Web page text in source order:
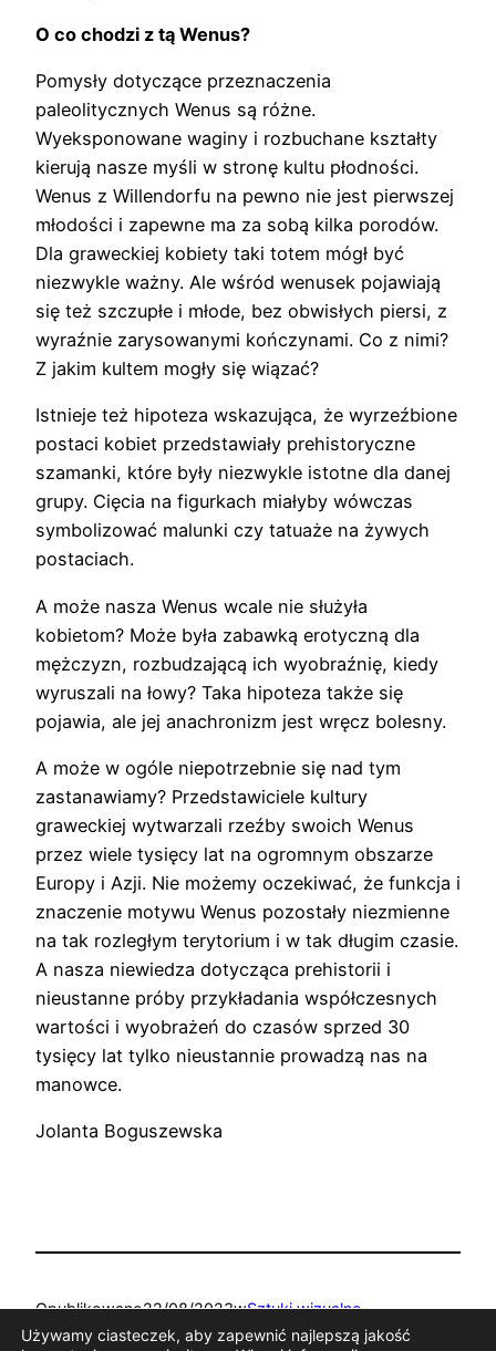
O co chodzi z tą Wenus?
Pomysły dotyczące przeznaczenia
paleolitycznych Wenus są różne.
Wyeksponowane waginy i rozbuchane kształty
kierują nasze myśli w stronę kultu płodności.
Wenus z Willendorfu na pewno nie jest pierwszej
młodości i zapewne ma za sobą kilka porodów.
Dla graweckiej kobiety taki totem mógł być
niezwykle ważny. Ale wśród wenusek pojawiają
się też szczupłe i młode, bez obwisłych piersi, z
wyraźnie zarysowanymi kończynami. Co z nimi?
Z jakim kultem mogły się wiązać?
Istnieje też hipoteza wskazująca, że wyrzeźbione
postaci kobiet przedstawiały prehistoryczne
szamanki, które były niezwykle istotne dla danej
grupy. Cięcia na figurkach miałyby wówczas
symbolizować malunki czy tatuaże na żywych
postaciach.
A może nasza Wenus wcale nie służyła
kobietom? Może była zabawką erotyczną dla
mężczyzn, rozbudzającą ich wyobraźnię, kiedy
wyruszali na łowy? Taka hipoteza także się
pojawia, ale jej anachronizm jest wręcz bolesny.
A może w ogóle niepotrzebnie się nad tym
zastanawiamy? Przedstawiciele kultury
graweckiej wytwarzali rzeźby swoich Wenus
przez wiele tysięcy lat na ogromnym obszarze
Europy i Azji. Nie możemy oczekiwać, że funkcja i
znaczenie motywu Wenus pozostały niezmienne
na tak rozległym terytorium i w tak długim czasie.
A nasza niewiedza dotycząca prehistorii i
nieustanne próby przykładania współczesnych
wartości i wyobrażeń do czasów sprzed 30
tysięcy lat tylko nieustannie prowadzą nas na
manowce.
Jolanta Boguszewska
Opublikowano22/08/2023wSztuki wizualne
Używamy ciasteczek, aby zapewnić najlepszą jakość